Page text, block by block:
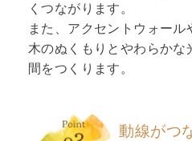
くつながります。
また、アクセントウォール
木のぬくもりとやわらかな
間をつくります。
動線がつ